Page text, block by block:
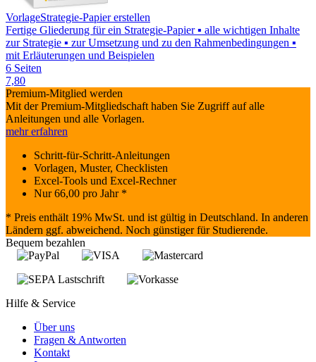
VorlageStrategie-Papier erstellen
Fertige Gliederung für ein Strategie-Papier ▪ alle wichtigen Inhalte
zur Strategie ▪ zur Umsetzung und zu den Rahmenbedingungen ▪
mit Erläuterungen und Beispielen
6 Seiten
7,80
Premium-Mitglied werden
Mit der Premium-Mitgliedschaft haben Sie Zugriff auf alle
Anleitungen und alle Vorlagen.
mehr erfahren
Schritt-für-Schritt-Anleitungen
Vorlagen, Muster, Checklisten
Excel-Tools und Excel-Rechner
Nur66,00 pro Jahr *
* Preis enthält 19% MwSt. und ist gültig in Deutschland. In anderen
Ländern ggf. abweichend. Noch günstiger für Studierende.
Bequem bezahlen
Hilfe & Service
Über uns
Fragen & Antworten
Kontakt